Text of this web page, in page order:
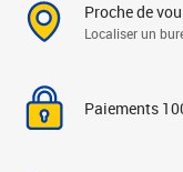
Proche de
Localiser un
Paiements